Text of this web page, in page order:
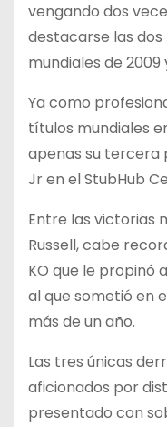
vengando dos
destacarse las dos
mundiales de 2009
Ya como
títulos mundiales
apenas su tercera
Jr en el StubHub
Entre las victorias
Russell, cabe
KO que le propinó
al que sometió en
más de un año.
Las tres únicas
aficionados por
presentado con